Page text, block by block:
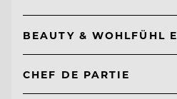
BEAUTY & WOHLFÜHL
CHEF DE PARTIE